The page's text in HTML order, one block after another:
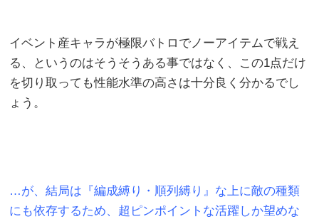
イベント産キャラが極限バトロでノーアイテムで戦え
る、というのはそうそうある事ではなく、この1点だけ
を切り取っても性能水準の高さは十分良く分かるでし
ょう。
…が、結局は『編成縛り・順列縛り』な上に敵の種類
にも依存するため、超ピンポイントな活躍しか望めな